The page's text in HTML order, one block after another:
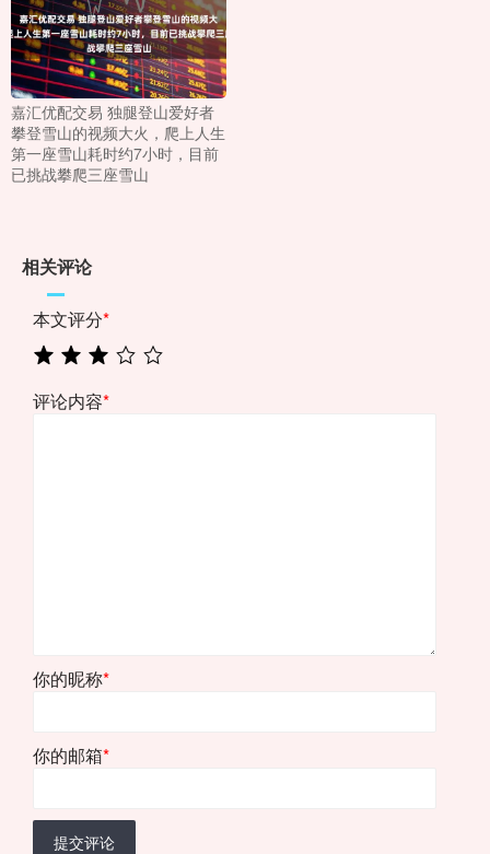
嘉汇优配交易 独腿登山爱好者
攀登雪山的视频大火，爬上人生
第一座雪山耗时约7小时，目前
已挑战攀爬三座雪山
相关评论
本文评分*
评论内容*
你的昵称*
你的邮箱*
提交评论